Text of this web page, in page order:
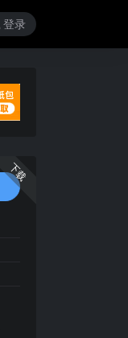
登录
下载